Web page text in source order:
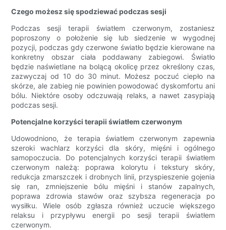
Czego możesz się spodziewać podczas sesji
Podczas sesji terapii światłem czerwonym, zostaniesz
poproszony o położenie się lub siedzenie w wygodnej
pozycji, podczas gdy czerwone światło będzie kierowane na
konkretny obszar ciała poddawany zabiegowi. Światło
będzie naświetlane na bolącą okolicę przez określony czas,
zazwyczaj od 10 do 30 minut. Możesz poczuć ciepło na
skórze, ale zabieg nie powinien powodować dyskomfortu ani
bólu. Niektóre osoby odczuwają relaks, a nawet zasypiają
podczas sesji.
Potencjalne korzyści terapii światłem czerwonym
Udowodniono, że terapia światłem czerwonym zapewnia
szeroki wachlarz korzyści dla skóry, mięśni i ogólnego
samopoczucia. Do potencjalnych korzyści terapii światłem
czerwonym należą: poprawa kolorytu i tekstury skóry,
redukcja zmarszczek i drobnych linii, przyspieszenie gojenia
się ran, zmniejszenie bólu mięśni i stanów zapalnych,
poprawa zdrowia stawów oraz szybsza regeneracja po
wysiłku. Wiele osób zgłasza również uczucie większego
relaksu i przypływu energii po sesji terapii światłem
czerwonym.